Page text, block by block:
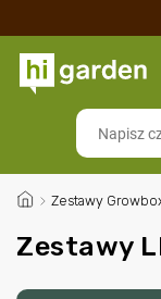
/ Zestawy
Zestawy